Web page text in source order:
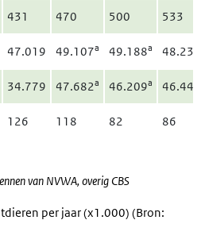
431 470 500 533
47.019 49.107a 49.188a 48.237
34.779 47.682a 46.209a 46.442
126 118 82 86
van NVWA, overig CBS
per jaar (x1.000) (Bron: